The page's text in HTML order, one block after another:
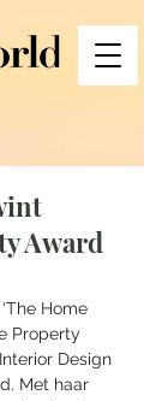
Award
Home
Property
Design
Met haar